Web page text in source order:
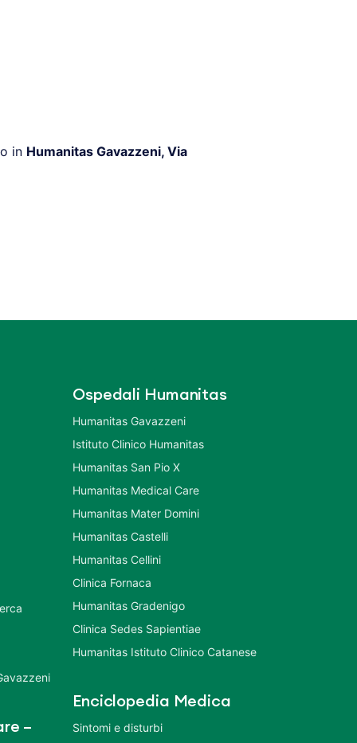
in Humanitas Gavazzeni, Via
–
Ospedali Humanitas
Humanitas Gavazzeni
Istituto Clinico Humanitas
Humanitas San Pio X
Humanitas Medical Care
Humanitas Mater Domini
Humanitas Castelli
Humanitas Cellini
Clinica Fornaca
Humanitas Gradenigo
Clinica Sedes Sapientiae
Humanitas Istituto Clinico Catanese
Enciclopedia Medica
Sintomi e disturbi